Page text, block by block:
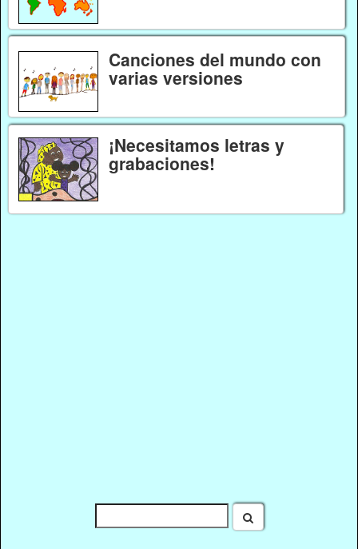
Canciones del mundo con
varias versiones
¡Necesitamos letras y
grabaciones!